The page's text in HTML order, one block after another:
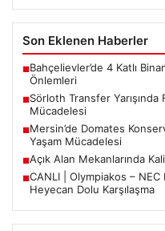
Son Eklenen Haberler
■Bahçelievler’de 4 Katlı
Önlemleri
■Sörloth Transfer
Mücadelesi
■Mersin’de Domates
Yaşam Mücadelesi
■Açık Alan Mekanlarında
■CANLI | Olympiakos –
Heyecan Dolu Karşılaşma